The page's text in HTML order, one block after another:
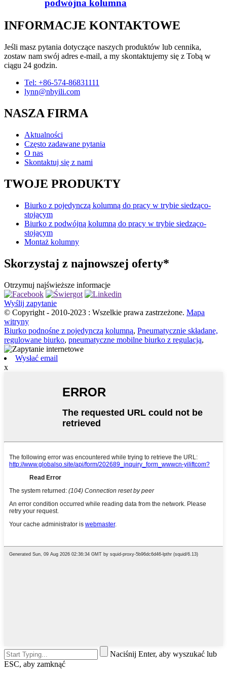
podwójna kolumna
INFORMACJE KONTAKTOWE
Jeśli masz pytania dotyczące naszych produktów lub cennika,
zostaw nam swój adres e-mail, a my skontaktujemy się z Tobą w
ciągu 24 godzin.
Tel: +86-574-86831111
lynn@nbyili.com
NASZA FIRMA
Aktualności
Często zadawane pytania
O nas
Skontaktuj się z nami
TWOJE PRODUKTY
Biurko z pojedynczą kolumną do pracy w trybie siedząco-
stojącym
Biurko z podwójną kolumną do pracy w trybie siedząco-
stojącym
Montaż kolumny
Skorzystaj z najnowszej oferty*
Otrzymuj najświeższe informacje
Wyślij zapytanie
© Copyright - 2010-2023 : Wszelkie prawa zastrzeżone. Mapa
witryny
Biurko podnośne z pojedynczą kolumną, Pneumatycznie składane,
regulowane biurko, pneumatyczne mobilne biurko z regulacją,
Wysłać email
x
Naciśnij Enter, aby wyszukać lub
ESC, aby zamknąć